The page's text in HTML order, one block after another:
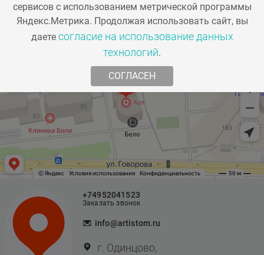
3500 ₽
Ортодонтическая коррекция с применением
брекет-систем с применением шаблона для
непрямой фиксации брекетов
10500 ₽
А16.07.048.016
+74952041523
Заказать звонок
info@artistom.ru
г. Одинцово,
сервисов с использованием метрической программы
Яндекс.Метрика. Продолжая использовать сайт, вы
даете согласие на использование данных
технологий.
СОГЛАСЕН